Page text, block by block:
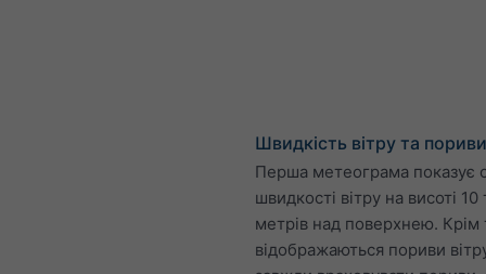
Швидкість вітру та пориви
Перша метеограма показує
швидкості вітру на висоті 10
метрів над поверхнею. Крім
відображаються пориви